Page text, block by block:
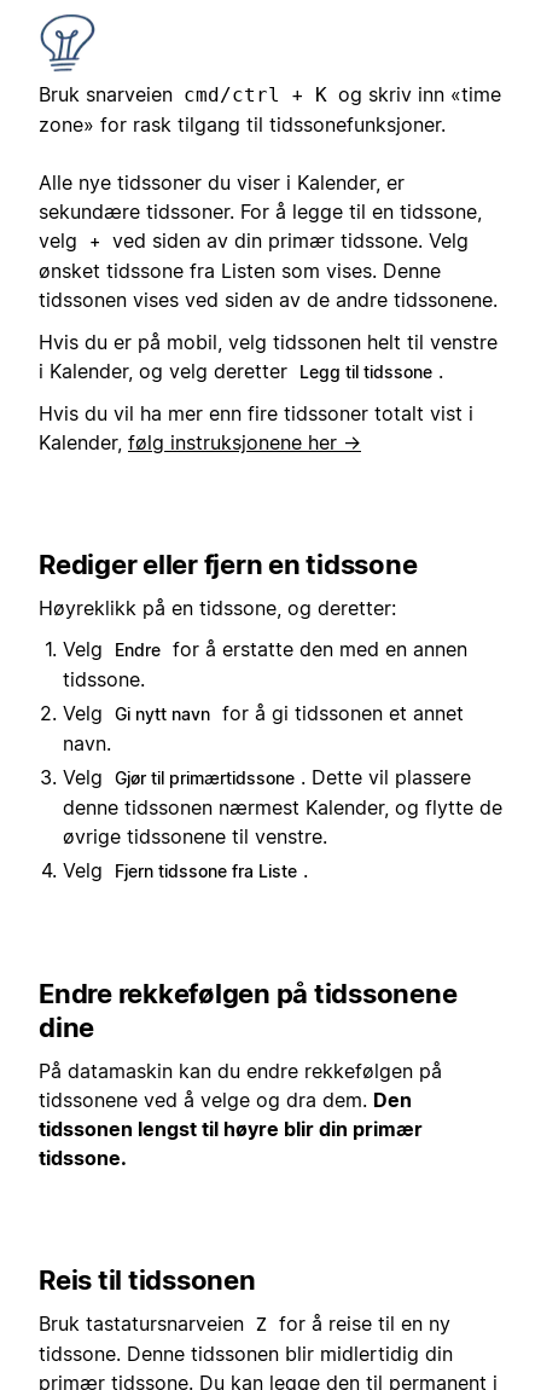
Bruk snarveien cmd/ctrl + K og skriv inn «time
zone» for rask tilgang til tidssonefunksjoner.
Alle nye tidssoner du viser i Kalender, er
sekundære tidssoner. For å legge til en tidssone,
velg
+
ved siden av din primær tidssone. Velg
ønsket tidssone fra Listen som vises. Denne
tidssonen vises ved siden av de andre tidssonene.
Hvis du er på mobil, velg tidssonen helt til venstre
i Kalender, og velg deretter
Legg til tidssone .
Hvis du vil ha mer enn fire tidssoner totalt vist i
Kalender, følg instruksjonene her →
Rediger eller fjern en tidssone
Høyreklikk på en tidssone, og deretter:
Velg
Endre for å erstatte den med en annen
tidssone.
Velg
Gi nytt navn for å gi tidssonen et annet
navn.
Velg
Gjør til primærtidssone . Dette vil plassere
denne tidssonen nærmest Kalender, og flytte de
øvrige tidssonene til venstre.
Velg
Fjern tidssone fra Liste .
Endre rekkefølgen på tidssonene
dine
På datamaskin kan du endre rekkefølgen på
tidssonene ved å velge og dra dem. Den
tidssonen lengst til høyre blir din primær
tidssone.
Reis til tidssonen
Bruk tastatursnarveien Z
for å reise til en ny
tidssone. Denne tidssonen blir midlertidig din
primær tidssone. Du kan legge den til permanent i